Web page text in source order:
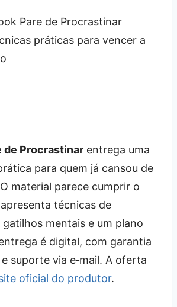
de Procrastinar entrega uma
para quem já cansou de
material parece cumprir o
técnicas de
gatilhos mentais e um plano
é digital, com garantia
suporte via e‑mail. A oferta
oficial do produtor.